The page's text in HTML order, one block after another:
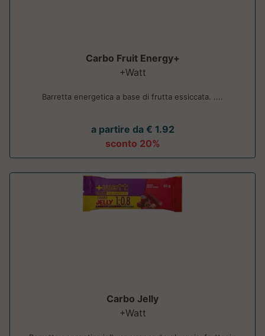
Carbo Fruit Energy+
+Watt
Barretta energetica a base di frutta essiccata. ....
a partire da € 1.92
sconto 20%
Carbo Jelly
+Watt